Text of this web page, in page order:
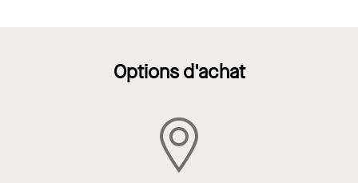
Options d'achat